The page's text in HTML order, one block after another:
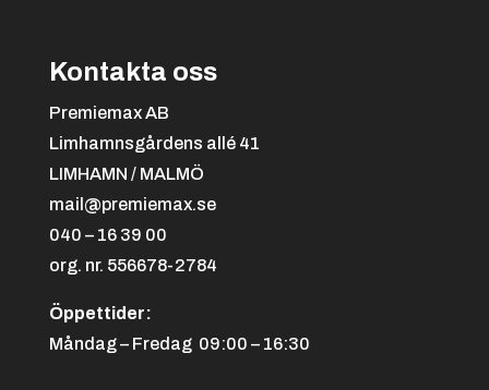
Kontakta oss
Premiemax AB
Limhamnsgårdens allé 41
LIMHAMN / MALMÖ
mail@premiemax.se
040 – 16 39 00
org. nr. 556678-2784
Öppettider:
Måndag – Fredag 09:00 – 16:30